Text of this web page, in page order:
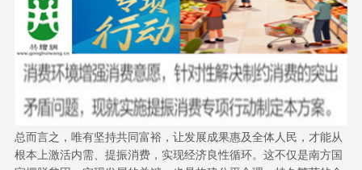
总而言之，唯有坚持共同富裕，让发展成果惠及全体人民，才能从
根本上激活内需、提振消费，实现经济良性循环。这不仅是南方国